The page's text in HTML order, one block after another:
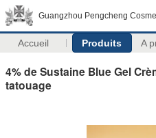
Guangzhou Pengcheng
Accueil Produits A
4% de Sustaine Blue Gel
tatouage